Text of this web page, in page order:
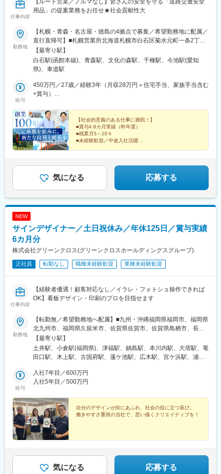
仕事内容
用品」の提案業務をお任せ★社会貢献性大
勤務地
【札幌・青森・名古屋・徳島の4拠点で募集／希望勤務地に配属／
直行直帰可】■札幌営業所北海道札幌市白石区菊水元町一条2丁目
3番8号＜アクセス＞「札幌駅」より車で10分■青森営業所青森県
青森市篠田2丁目6番5号＜アクセス＞「青森駅」より徒歩12分■名
古屋支店愛知県名古屋市千種区内山3丁目29番10号 千種AMビル5
10号室＜アクセス＞「徳島駅」より車で15分※受動喫煙対策：あ
り
【最寄り駅】
白石駅(函館本線)、青森駅、文化の森駅、千種駅、今池駅(愛知
県)、車道駅
給与
450万円／27歳／経験3年（月収28万円＋住宅手当、家族手当含む
+賞与）
+賞与）
【社会的意義のある仕事に挑戦！】
■賞与4.8カ月実績（昨年度）
■残業月5～20ｈ
■未経験歓迎／中途入社活躍
気になる 応募する
NEW
サインデザイナー／土日祝休み／年休125日／賞与実績
6カ月分
株式会社グリーンクロス(グリーンクロスホールディングスグループ)
正社員 転勤なし 職種未経験歓迎 業種未経験歓迎
仕事内容
【経験者優遇！顧客対応なし／イラレ・フォトショ操作できれば
OK】看板デザイン・印刷のプロを目指せます
勤務地
【転勤無／希望勤務地へ配属】■九州・沖縄福岡県福岡市、福岡県
北九州市、福岡県久留米市、佐賀県佐賀市、佐賀県鳥栖市、長崎
県西彼杵郡長与町、長崎県佐世保市、熊本県熊本市、熊本県球磨
郡あさぎり町、大分県大分市、宮崎県宮崎市、鹿児島県鹿児島
市、鹿児島県鹿屋市、沖縄県浦添市、沖縄県名護市 ■中国山口県
山市、鳥取県鳥取市、鳥取県境港市、島根県松江市 ■四国愛媛県
松山市、香川県高松市、徳島県徳島市、高知県高知市 ■東海愛知
阜県羽島市 ■関西大阪府大阪市、大阪府堺市、兵庫県神戸市、兵
庫県姫路市、奈良県奈良市、京都府京都市 ■関東東京都中央区、
埼玉県川口市、埼玉県久喜市、埼玉県さいたま市、神奈川県横浜
市、神奈川県相模原市、千葉県千葉市 ■東北宮城県仙台市、宮城
県石巻市、山形県山形市、福島県郡山市 ※受動喫煙対策あり
【最寄り駅】
土井駅、小倉駅(福岡県)、津福駅、鍋島駅、本川内駅、大塔駅、竜
田口駅、木上駅、古国府駅、蓮ケ池駅、広木駅、宮ケ浜駅、浦添
駅、東山・おかでんミュージアム駅、鳥取駅、高松町駅、朝日ケ
丘駅、伊予和気駅、林道駅、阿波富田駅、旭町一丁目駅、本星崎
センター駅、英賀保駅、帯解駅、竹田駅(京都府)、東日本橋駅、鳩
ケ谷駅、鷲宮駅、鉄道博物館駅、大倉山駅(神奈川県)、南橋本駅、
本千葉駅、南仙台駅、蛇田駅、北山形駅、郡山富田駅、木太東口
駅、桃谷駅、計算科学センター駅、伏見駅(京都府)、馬喰横山駅、
大阪上本町駅、浜町駅
給与
入社7年目／600万円
入社5年目／500万円
自分のデザインが街にあふれ、社会の役に立つ喜び。
働きやすさ重視の当社で、思い描くクリエイティブを！
気になる 応募する